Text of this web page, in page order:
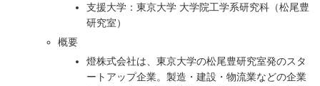
支援大学：東京大学 大学院工学系研究科（松尾豊
研究室）
概要
燈株式会社は、東京大学の松尾豊研究室発のスタ
ートアップ企業。製造・建設・物流業などの企業